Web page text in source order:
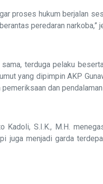
proses hukum berjalan
peredaran narkoba,”
terduga pelaku
yang dipimpin AKP
dan
Kadoli, S.I.K., M.H.
juga menjadi garda